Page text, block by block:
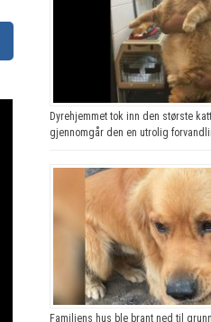
Dyrehjemmet tok inn den største
gjennomgår den en utrolig
Familiens hus ble brant ned til